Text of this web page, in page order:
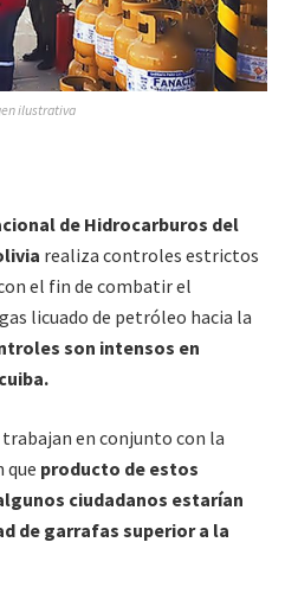
ilustrativa
de Hidrocarburos del
realiza controles estrictos
el fin de combatir el
licuado de petróleo hacia la
son intensos en
trabajan en conjunto con la
que producto de estos
ciudadanos estarían
de garrafas superior a la